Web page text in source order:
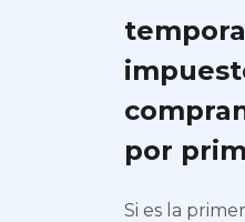
por
Si es la